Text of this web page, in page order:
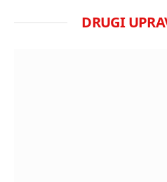
DRUGI